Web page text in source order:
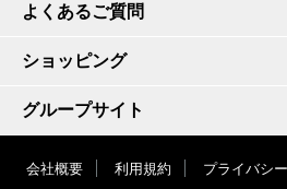
よくあるご質問
ショッピング
グループサイト
会社概要 利用規約 プライバシ